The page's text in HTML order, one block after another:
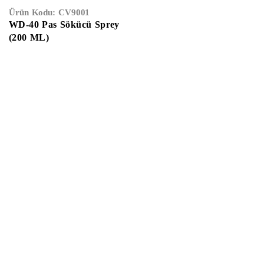
Ürün Kodu: CV9001
WD-40 Pas Sökücü Sprey
(200 ML)